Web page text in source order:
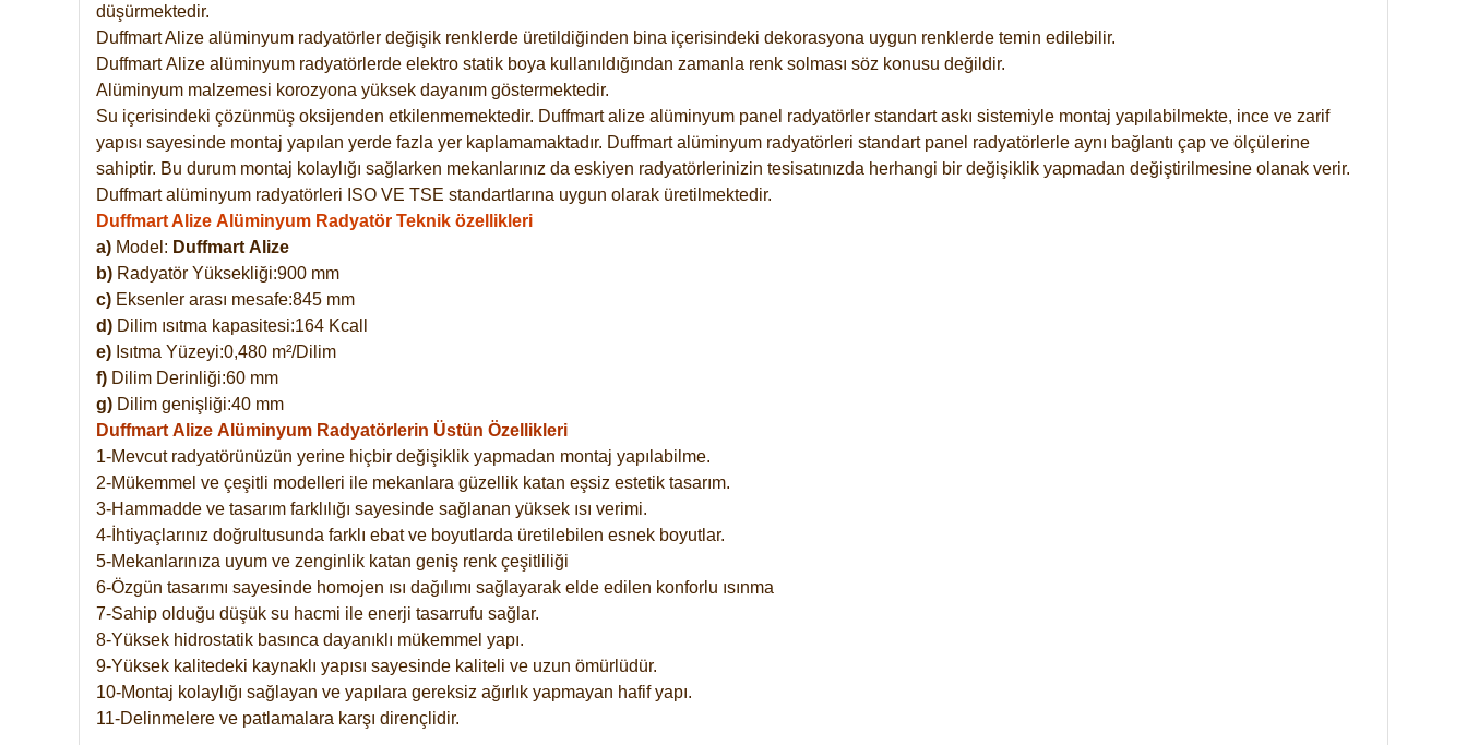
düşürmektedir.
Duffmart Alize alüminyum radyatörler değişik renklerde üretildiğinden bina içerisindeki dekorasyona uygun renklerde temin edilebilir.
DuffmartAlize alüminyum radyatörlerde elektro statik boya kullanıldığından zamanla renk solması söz konusu değildir.
Alüminyum malzemesi korozyona yüksek dayanım göstermektedir.
Su içerisindeki çözünmüş oksijenden etkilenmemektedir. Duffmart alize alüminyum panel radyatörler standart askı sistemiyle montaj yapılabilmekte, ince ve zarif
yapısı sayesinde montaj yapılan yerde fazla yer kaplamamaktadır. Duffmart alüminyum radyatörleri standart panel radyatörlerle aynı bağlantı çap ve ölçülerine
sahiptir. Bu durum montaj kolaylığı sağlarken mekanlarınız da eskiyen radyatörlerinizin tesisatınızda herhangi bir değişiklik yapmadan değiştirilmesine olanak verir.
Duffmart alüminyum radyatörleri ISO VE TSE standartlarına uygun olarak üretilmektedir.
Duffmart Alize Alüminyum Radyatör Teknik özellikleri
a) Model: Duffmart Alize
b) Radyatör Yüksekliği:900 mm
c) Eksenler arası mesafe:845 mm
d) Dilim ısıtma kapasitesi:164 Kcall
e) Isıtma Yüzeyi:0,480 m²/Dilim
f) Dilim Derinliği:60 mm
g) Dilim genişliği:40 mm
Duffmart Alize Alüminyum Radyatörlerin Üstün Özellikleri
1-Mevcut radyatörünüzün yerine hiçbir değişiklik yapmadan montaj yapılabilme.
2-Mükemmel ve çeşitli modelleri ile mekanlara güzellik katan eşsiz estetik tasarım.
3-Hammadde ve tasarım farklılığı sayesinde sağlanan yüksek ısı verimi.
4-İhtiyaçlarınız doğrultusunda farklı ebat ve boyutlarda üretilebilen esnek boyutlar.
5-Mekanlarınıza uyum ve zenginlik katan geniş renk çeşitliliği
6-Özgün tasarımı sayesinde homojen ısı dağılımı sağlayarak elde edilen konforlu ısınma
7-Sahip olduğu düşük su hacmi ile enerji tasarrufu sağlar.
8-Yüksek hidrostatik basınca dayanıklı mükemmel yapı.
9-Yüksek kalitedeki kaynaklı yapısı sayesinde kaliteli ve uzun ömürlüdür.
10-Montaj kolaylığı sağlayan ve yapılara gereksiz ağırlık yapmayan hafif yapı.
11-Delinmelere ve patlamalara karşı dirençlidir.